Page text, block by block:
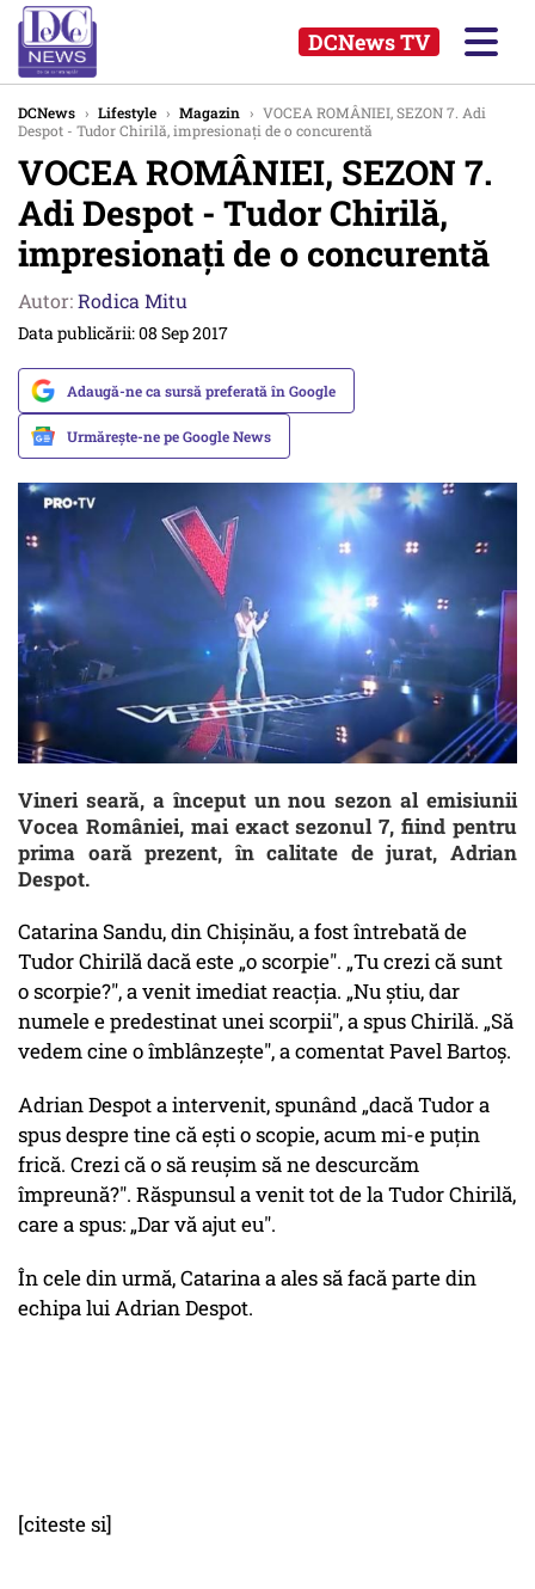
DCNews TV
DCNews › Lifestyle › Magazin › VOCEA ROMÂNIEI, SEZON 7. Adi
Despot - Tudor Chirilă, impresionaţi de o concurentă
VOCEA ROMÂNIEI, SEZON 7.
Adi Despot - Tudor Chirilă,
impresionaţi de o concurentă
Autor:Rodica Mitu
Data publicării: 08 Sep 2017
Adaugă-ne ca sursă preferată în Google
Urmărește-ne pe Google News
Vineri seară, a început un nou sezon al emisiunii
Vocea României, mai exact sezonul 7, fiind pentru
prima oară prezent, în calitate de jurat, Adrian
Despot.
Catarina Sandu, din Chişinău, a fost întrebată de
Tudor Chirilă dacă este „o scorpie". „Tu crezi că sunt
o scorpie?", a venit imediat reacţia. „Nu ştiu, dar
numele e predestinat unei scorpii", a spus Chirilă. „Să
vedem cine o îmblânzeşte", a comentat Pavel Bartoş.
Adrian Despot a intervenit, spunând „dacă Tudor a
spus despre tine că eşti o scopie, acum mi-e puţin
frică. Crezi că o să reuşim să ne descurcăm
împreună?". Răspunsul a venit tot de la Tudor Chirilă,
care a spus: „Dar vă ajut eu".
În cele din urmă, Catarina a ales să facă parte din
echipa lui Adrian Despot.
[citeste si]